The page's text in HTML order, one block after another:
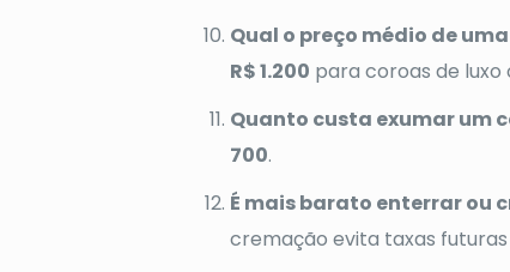
Qual o preço médio de
R$ 1.200 para coroas de
Quanto custa exumar um
700.
É mais barato enterrar ou
cremação evita taxas